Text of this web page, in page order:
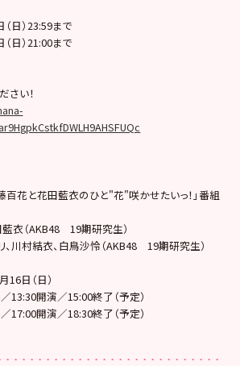
日）23:59まで
日）21:00まで
さい！
百花と花田藍衣のひと"花"咲かせたいっ！」番組
衣（AKB48 19期研究生）
、川村結衣、白鳥沙怜（AKB48 19期研究生）
日（日）
開演／15:00終了（予定）
開演／18:30終了（予定）